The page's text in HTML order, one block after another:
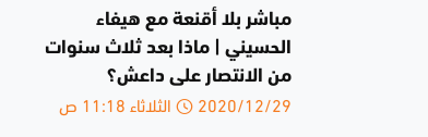
مباشر بلا أقنعة مع هيفاء
الحسيني | ماذا بعد ثلاث سنوات
من الانتصار على داعش؟
2020/12/29 الثلاثاء 11:18 ص